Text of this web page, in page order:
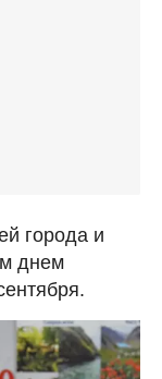
города и
днем